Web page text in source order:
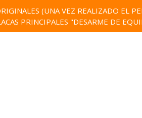
(UNA VEZ REALIZADO EL
PRINCIPALES "DESARME DE